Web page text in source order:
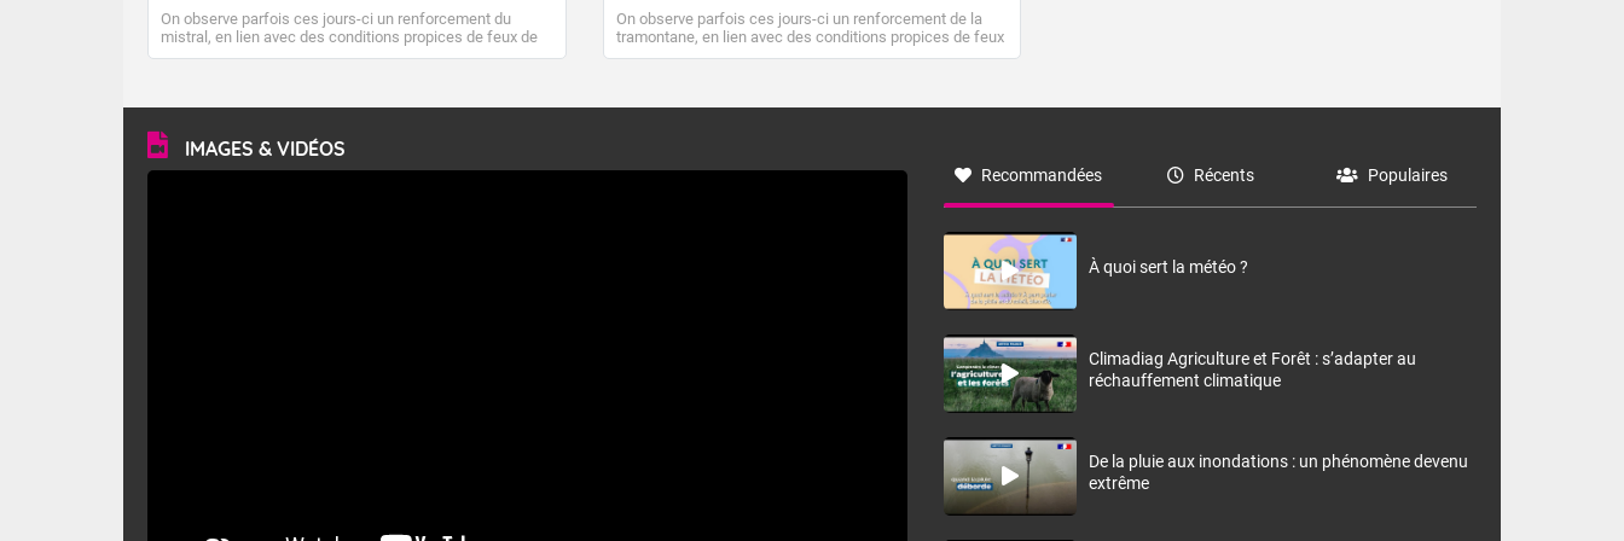
On observe parfois ces jours-ci un renforcement du
mistral, en lien avec des conditions propices de feux de
forêt. Mais qu'est-ce que le mistral ? Quelles sont ses
vitesse moyenne de 50 km/h et atteindre 80 à 100 km/h
en rafales, parfois davantage. Il parcourt la basse vallée
du Rhône et la Provence et envahit le littoral
méditerranéen à partir de la Camargue.
On observe parfois ces jours-ci un renforcement de la
tramontane, en lien avec des conditions propices de feux
de forêt. Mais qu'est-ce que la tramontane ? Quelles sont
à nord-ouest, dans un secteur qui part du Roussillon à la
monts, en allusion aux régions montagneuses d’où
IMAGES & VIDÉOS
Recommandées Récents Populaires
À quoi sert la météo ?
Climadiag Agriculture et Forêt : s’adapter au
réchauffement climatique
De la pluie aux inondations : un phénomène devenu
extrême